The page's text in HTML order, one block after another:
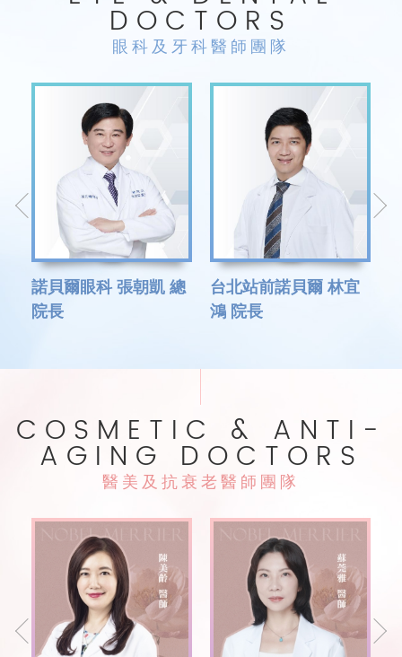
DOCTORS
眼科及牙科醫師團隊
諾貝爾眼科 張朝凱 總
院長
台北站前諾貝爾 林宜
鴻 院長
COSMETIC & ANTI-
AGING DOCTORS
醫美及抗衰老醫師團隊